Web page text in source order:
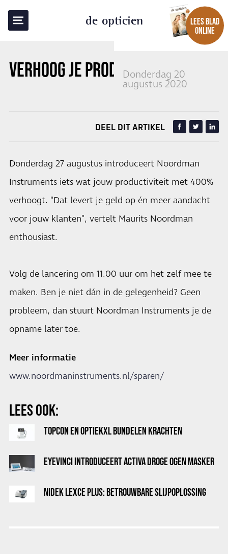
de opticien
LEES BLAD
ONLINE
VERHOOG JE PRODUCTIVITEIT
Donderdag 20
augustus 2020
TERUG NAAR OVERZICHT
DEEL DIT ARTIKEL
Donderdag 27 augustus introduceert Noordman
Instruments iets wat jouw productiviteit met 400%
verhoogt. "Dat levert je geld op én meer aandacht
voor jouw klanten", vertelt Maurits Noordman
enthousiast.
Volg de lancering om 11.00 uur om het zelf mee te
maken. Ben je niet dán in de gelegenheid? Geen
probleem, dan stuurt Noordman Instruments je de
opname later toe.
Meer informatie
www.noordmaninstruments.nl/sparen/
LEES OOK:
TOPCON EN OPTIEKXL BUNDELEN KRACHTEN
EYEVINCI INTRODUCEERT ACTIVA DROGE OGEN MASKER
NIDEK LEXCE PLUS: BETROUWBARE SLIJPOPLOSSING